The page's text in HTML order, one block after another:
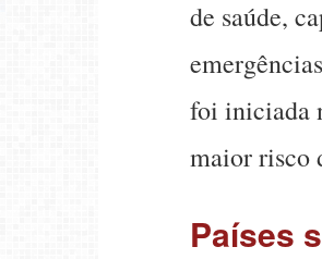
de saúde,
foi iniciada
maior risco
Países